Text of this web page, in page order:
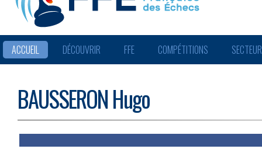
ACCUEIL DÉCOUVRIR FFE COMPÉTITIONS
BAUSSERON Hugo